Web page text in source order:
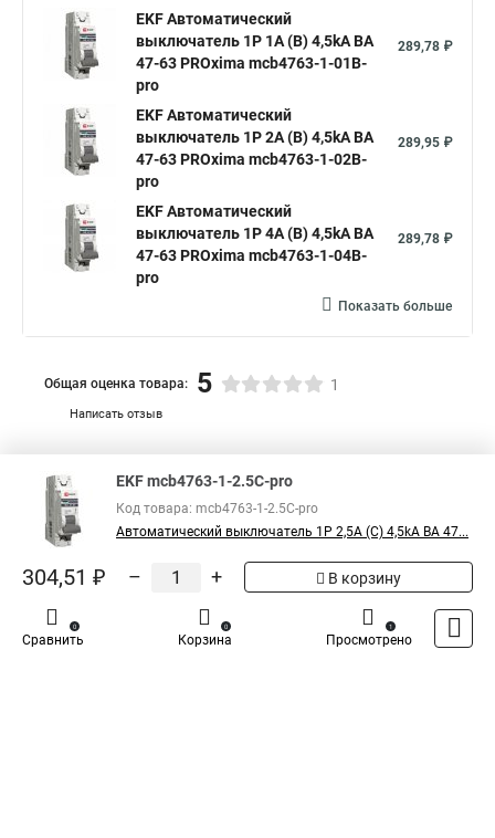
EKF Автоматический
выключатель 1P 1А (В) 4,5kA ВА
47-63 PROxima mcb4763-1-01B-
pro
289,78 ₽
EKF Автоматический
выключатель 1P 2А (В) 4,5kA ВА
47-63 PROxima mcb4763-1-02B-
pro
289,95 ₽
EKF Автоматический
выключатель 1P 4А (В) 4,5kA ВА
47-63 PROxima mcb4763-1-04B-
pro
289,78 ₽
Показать больше
Написать отзыв
Общая оценка товара: 5 1
EKF mcb4763-1-2.5C-pro
Код товара: mcb4763-1-2.5C-pro
Автоматический выключатель 1P 2,5А (C) 4,5kA ВА 47...
304,51 ₽ – + В корзину
Сравнить
0
Корзина
0
Просмотрено
1